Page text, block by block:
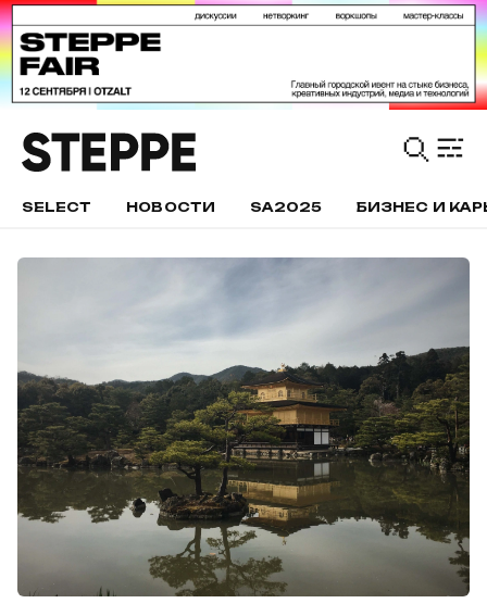
SELECT НОВОСТИ SA2025 БИЗНЕС И